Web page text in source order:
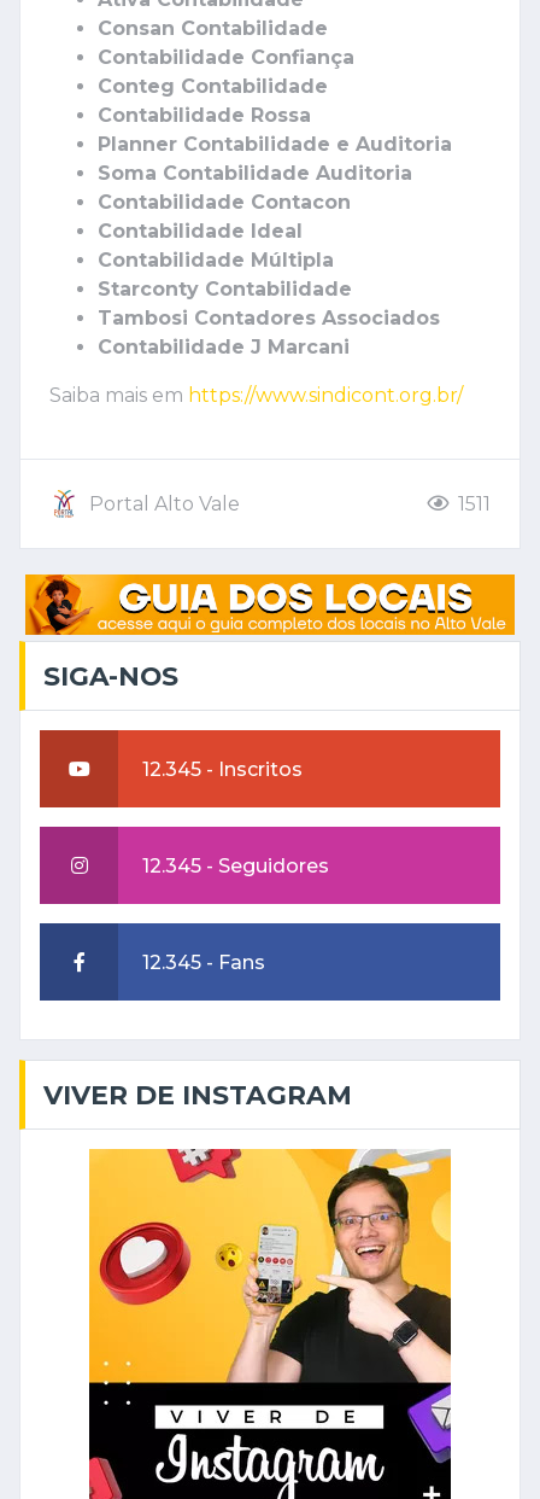
Consan Contabilidade
Contabilidade Confiança
Conteg Contabilidade
Contabilidade Rossa
Planner Contabilidade e Auditoria
Soma Contabilidade Auditoria
Contabilidade Contacon
Contabilidade Ideal
Contabilidade Múltipla
Starconty Contabilidade
Tambosi Contadores Associados
Contabilidade J Marcani
Saiba mais em https://www.sindicont.org.br/
Portal Alto Vale 1511
SIGA-NOS
12.345 - Inscritos
12.345 - Seguidores
12.345 - Fans
VIVER DE INSTAGRAM